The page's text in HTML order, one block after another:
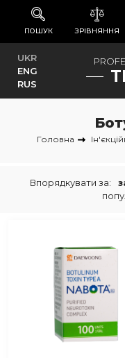
ПОШУК ЗРІВНЯННЯ
UKR
ENG
RUS
Головна
Впорядкувати за: